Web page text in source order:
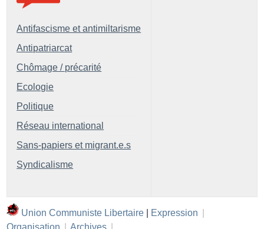
Antifascisme et antimiltarisme
Antipatriarcat
Chômage / précarité
Ecologie
Politique
Réseau international
Sans-papiers et migrant.e.s
Syndicalisme
Union Communiste Libertaire Expression
Organisation
Archives